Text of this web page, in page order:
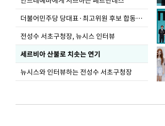
더불어민주당 당대표·최고위원 후보 합동연설회
전성수 서초구청장, 뉴시스 인터뷰
세르비아 산불로 치솟는 연기
뉴시스와 인터뷰하는 전성수 서초구청장